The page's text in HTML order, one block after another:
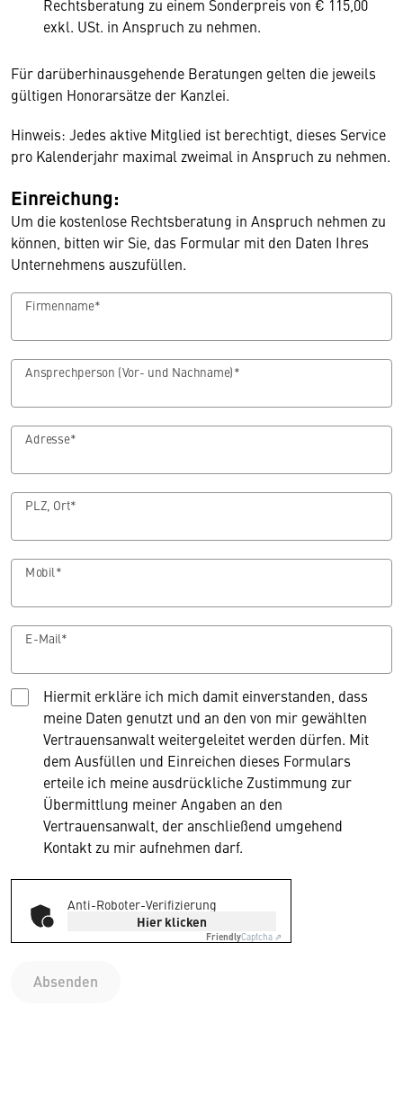
Rechtsberatung zu einem Sonderpreis von € 115,00
exkl. USt. in Anspruch zu nehmen.
Für darüberhinausgehende Beratungen gelten die jeweils
gültigen Honorarsätze der Kanzlei.
Hinweis: Jedes aktive Mitglied ist berechtigt, dieses Service
pro Kalenderjahr maximal zweimal in Anspruch zu nehmen.
Einreichung:
Um die kostenlose Rechtsberatung in Anspruch nehmen zu
können, bitten wir Sie, das Formular mit den Daten Ihres
Unternehmens auszufüllen.
Firmenname*
Ansprechperson (Vor- und Nachname)*
Adresse*
PLZ, Ort*
Mobil*
E-Mail*
Hiermit erkläre ich mich damit einverstanden, dass
meine Daten genutzt und an den von mir gewählten
Vertrauensanwalt weitergeleitet werden dürfen. Mit
dem Ausfüllen und Einreichen dieses Formulars
erteile ich meine ausdrückliche Zustimmung zur
Übermittlung meiner Angaben an den
Vertrauensanwalt, der anschließend umgehend
Kontakt zu mir aufnehmen darf.
Anti-Roboter-Verifizierung
Hier klicken
FriendlyCaptcha ⇗
Absenden